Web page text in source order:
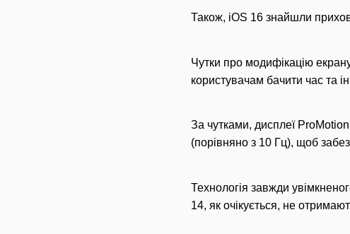
Також, iOS 16 знайшли
Чутки про модифікацію
користувачам бачити час та
За чутками, дисплеї
(порівняно з 10 Гц), щоб
Технологія завжди
14, як очікується, не